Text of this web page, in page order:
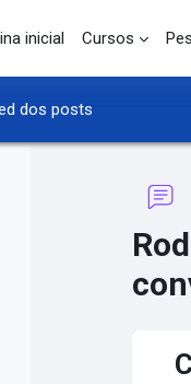
inicial
Cursos
dos posts